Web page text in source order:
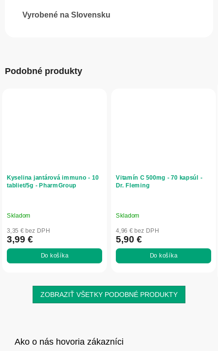
Vyrobené na Slovensku
Podobné produkty
Kyselina jantárová immuno - 10
tabliet/5g - PharmGroup
Skladom
3,35 € bez DPH
3,99 €
Do košíka
Vitamín C 500mg - 70 kapsúl -
Dr. Fleming
Skladom
4,96 € bez DPH
5,90 €
Do košíka
ZOBRAZIŤ VŠETKY PODOBNÉ PRODUKTY